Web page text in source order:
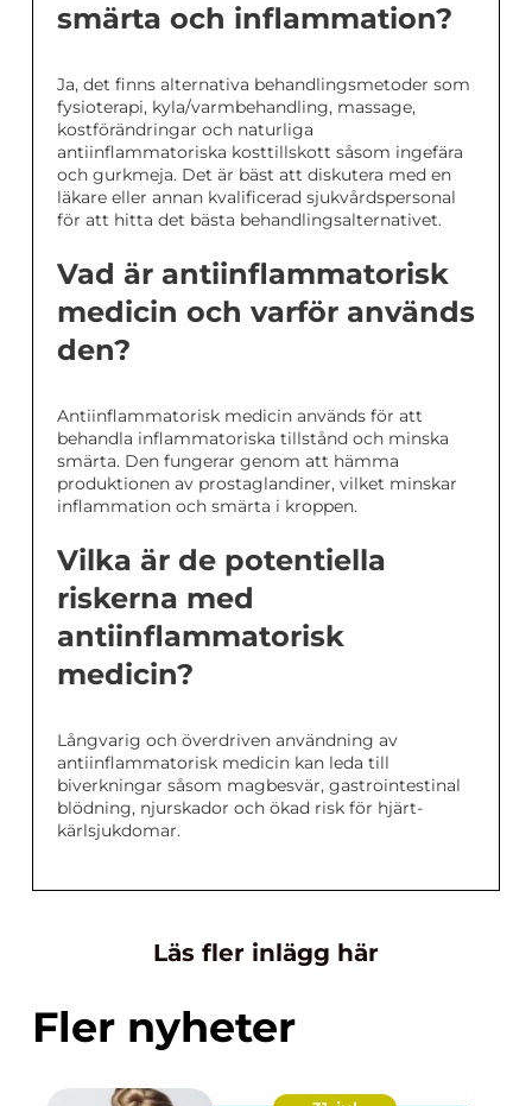
smärta och inflammation?
Ja, det finns alternativa behandlingsmetoder som
fysioterapi, kyla/varmbehandling, massage,
kostförändringar och naturliga
antiinflammatoriska kosttillskott såsom ingefära
och gurkmeja. Det är bäst att diskutera med en
läkare eller annan kvalificerad sjukvårdspersonal
för att hitta det bästa behandlingsalternativet.
Vad är antiinflammatorisk
medicin och varför används
den?
Antiinflammatorisk medicin används för att
behandla inflammatoriska tillstånd och minska
smärta. Den fungerar genom att hämma
produktionen av prostaglandiner, vilket minskar
inflammation och smärta i kroppen.
Vilka är de potentiella
riskerna med
antiinflammatorisk
medicin?
Långvarig och överdriven användning av
antiinflammatorisk medicin kan leda till
biverkningar såsom magbesvär, gastrointestinal
blödning, njurskador och ökad risk för hjärt-
kärlsjukdomar.
Läs fler inlägg här
Fler nyheter